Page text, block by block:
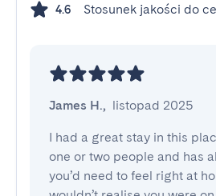
4.6 Stosunek jakości do
James H., listopad 2025
I had a great stay in this
one or two people and has
you’d need to feel right at